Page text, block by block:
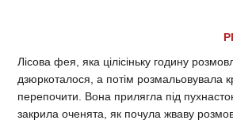
Лісова фея, яка цілісіньку годину
дзюркоталося, а потім розмальовувала
перепочити. Вона прилягла під
закрила оченята, як почула жваву